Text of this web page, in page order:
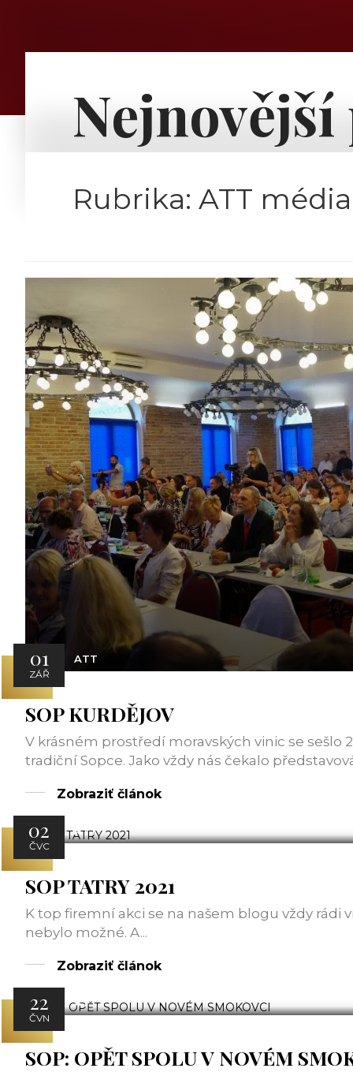
Rubrika: ATT média
01
ZÁŘ
ATT
SOP KURDĚJOV
V krásném prostředí moravských vinic se
tradiční Sopce. Jako vždy nás čekalo
Zobraziť článok
02
ČVC
ATT
SOP TATRY 2021
K top firemní akci se na našem blogu vždy rádi
nebylo možné. A...
Zobraziť článok
22
ČVN
ATT
SOP: OPĚT SPOLU V NOVÉM